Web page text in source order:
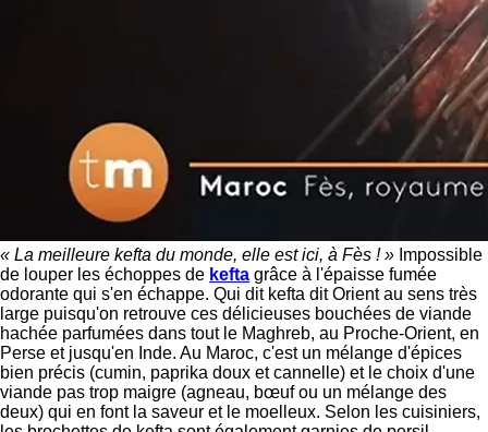
« La meilleure kefta du monde, elle est ici, à Fès ! » Impossible
de louper les échoppes de kefta grâce à l'épaisse fumée
odorante qui s'en échappe. Qui dit kefta dit Orient au sens très
large puisqu'on retrouve ces délicieuses bouchées de viande
hachée parfumées dans tout le Maghreb, au Proche-Orient, en
Perse et jusqu'en Inde. Au Maroc, c'est un mélange d'épices
bien précis (cumin, paprika doux et cannelle) et le choix d'une
viande pas trop maigre (agneau, bœuf ou un mélange des
deux) qui en font la saveur et le moelleux. Selon les cuisiniers,